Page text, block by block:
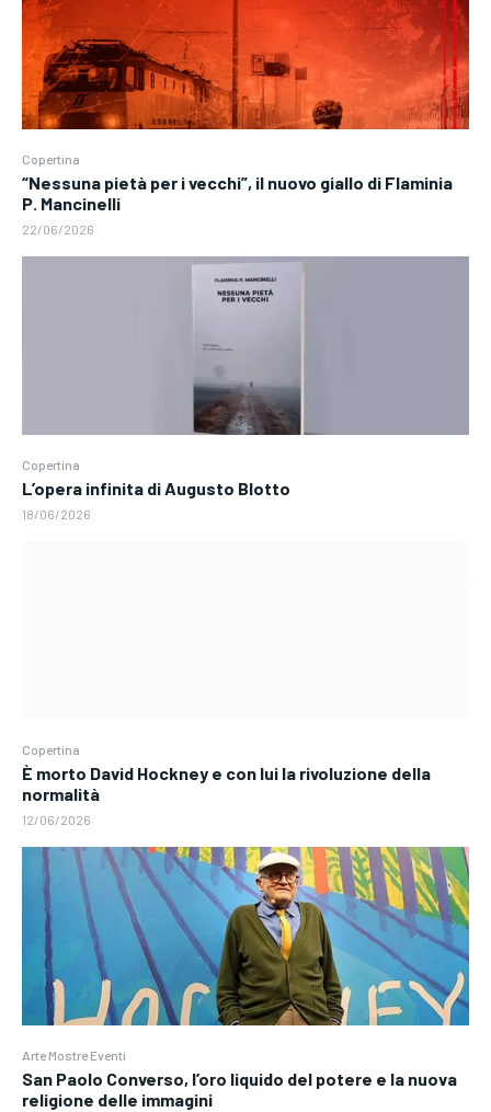
Copertina
“Nessuna pietà per i vecchi”, il nuovo giallo di Flaminia
P. Mancinelli
22/06/2026
Copertina
L’opera infinita di Augusto Blotto
18/06/2026
Copertina
È morto David Hockney e con lui la rivoluzione della
normalità
12/06/2026
Arte Mostre Eventi
San Paolo Converso, l’oro liquido del potere e la nuova
religione delle immagini